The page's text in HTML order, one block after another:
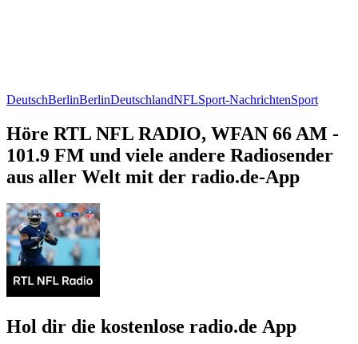
DeutschBerlinBerlinDeutschlandNFLSport-NachrichtenSport
Höre RTL NFL RADIO, WFAN 66 AM -
101.9 FM und viele andere Radiosender
aus aller Welt mit der radio.de-App
Hol dir die kostenlose radio.de App